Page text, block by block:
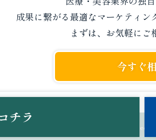
成果に繋がる最適なマーケティン
まずは、お気軽にご
今すぐ
コチラ
© Growth Factor Project.